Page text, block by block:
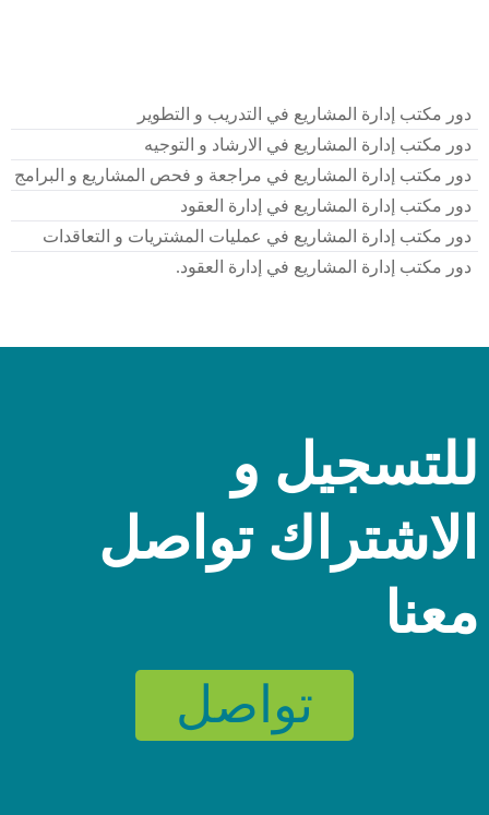
دور مكتب إدارة المشاريع في التدريب و التطوير
دور مكتب إدارة المشاريع في الارشاد و التوجيه
دور مكتب إدارة المشاريع في مراجعة و فحص المشاريع و البرامج
دور مكتب إدارة المشاريع في إدارة العقود
دور مكتب إدارة المشاريع في عمليات المشتريات و التعاقدات
دور مكتب إدارة المشاريع في إدارة العقود.
للتسجيل و
الاشتراك تواصل
معنا
تواصل